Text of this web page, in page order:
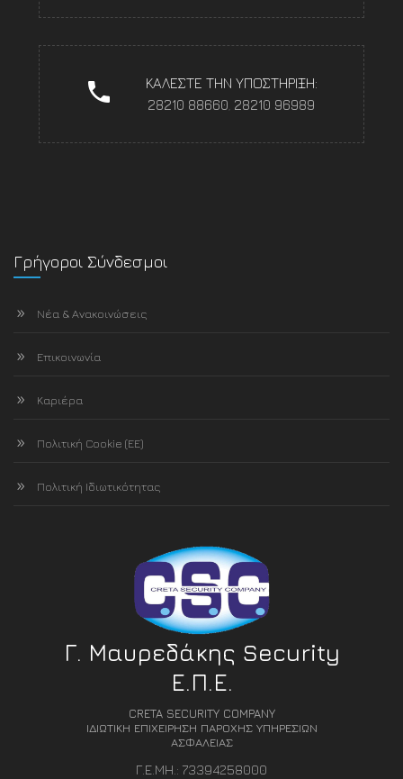
ΚΑΛΕΣΤΕ ΤΗΝ ΥΠΟΣΤΗΡΙΞΗ:
28210 88660 28210 96989
Γρήγοροι Σύνδεσμοι
Νέα & Ανακοινώσεις
Επικοινωνία
Καριέρα
Πολιτική Cookie (ΕΕ)
Πολιτική Ιδιωτικότητας
Γ. Μαυρεδάκης Security
Ε.Π.Ε.
CRETA SECURITY COMPANY
ΙΔΙΩΤΙΚΗ ΕΠΙΧΕΙΡΗΣΗ ΠΑΡΟΧΗΣ ΥΠΗΡΕΣΙΩΝ
ΑΣΦΑΛΕΙΑΣ
Γ.Ε.ΜΗ.: 73394258000